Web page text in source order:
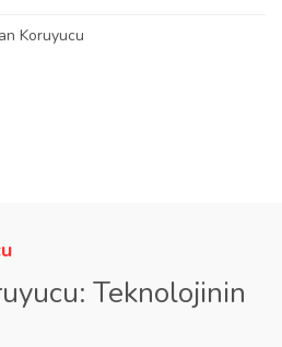
Koruyucu
veya görüntülenemiyor.
bilgiler bulunuyor.Teknolojinin